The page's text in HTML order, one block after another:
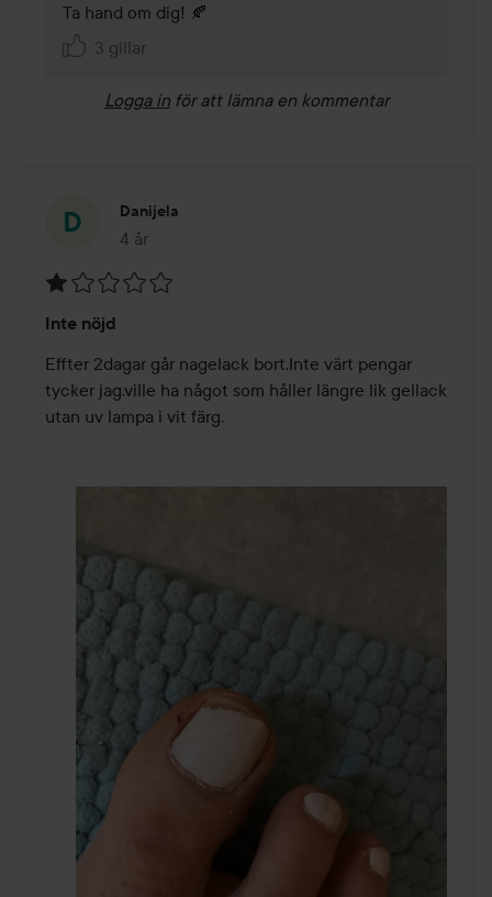
Ta hand om dig! 🍂
3 gillar
Logga in för att lämna en kommentar
Danijela
4 år
Inlägget skapades 4 år
1
av
5
Inte nöjd
Effter 2dagar går nagelack bort.Inte värt pengar
tycker jag.ville ha något som håller längre lik gellack
utan uv lampa i vit färg.